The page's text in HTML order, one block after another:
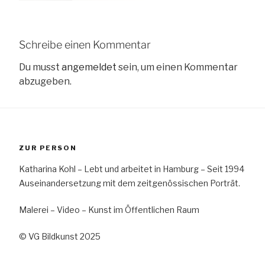
Schreibe einen Kommentar
Du musst angemeldet sein, um einen Kommentar
abzugeben.
ZUR PERSON
Katharina Kohl – Lebt und arbeitet in Hamburg – Seit 1994
Auseinandersetzung mit dem zeitgenössischen Porträt.
Malerei – Video – Kunst im Öffentlichen Raum
© VG Bildkunst 2025